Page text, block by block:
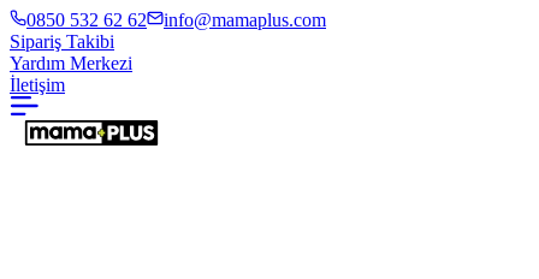
0850 532 62 62
info@mamaplus.com
Sipariş Takibi
Yardım Merkezi
İletişim